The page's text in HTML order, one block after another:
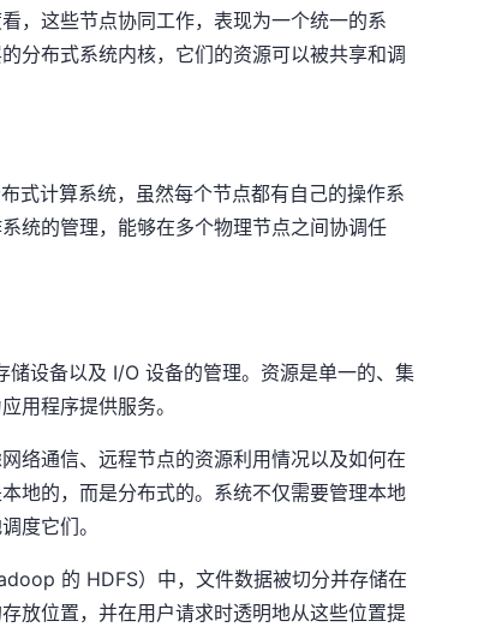
，这些节点协同工作，表现为一个统一的系
分布式系统内核，它们的资源可以被共享和调
式计算系统，虽然每个节点都有自己的操作系
统的管理，能够在多个物理节点之间协调任
设备以及 I/O 设备的管理。资源是单一的、集
用程序提供服务。
络通信、远程节点的资源利用情况以及如何在
地的，而是分布式的。系统不仅需要管理本地
度它们。
的 HDFS）中，文件数据被切分并存储在
放位置，并在用户请求时透明地从这些位置提